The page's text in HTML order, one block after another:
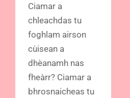
Ciamar a
chleachdas tu
foghlam airson
cùisean a
dhèanamh nas
fheàrr? Ciamar a
bhrosnaicheas tu